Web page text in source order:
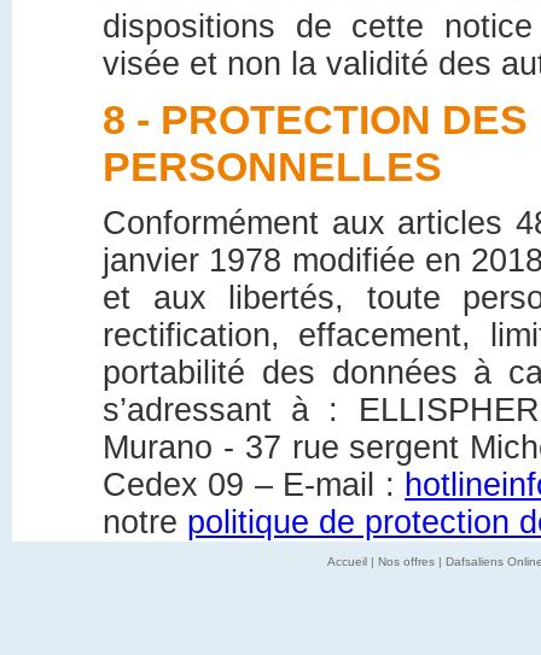
dispositions de cette
visée et non la validité des
8 - PROTECTION
PERSONNELLES
Conformément aux articles
janvier 1978 modifiée en
et aux libertés, toute
rectification, effacement,
portabilité des données à
s’adressant à :
Murano - 37 rue sergent
Cedex 09 – E-mail :
notre politique de protection
Accueil| Nos offres| Dafsaliens